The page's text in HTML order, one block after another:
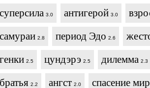
суперсила 3.0 антигерой 3.0
самураи 2.8 период Эдо 2.6
генки 2.5 цундэрэ 2.5 дилемма 2.3
братья 2.2 ангст 2.0
спасение